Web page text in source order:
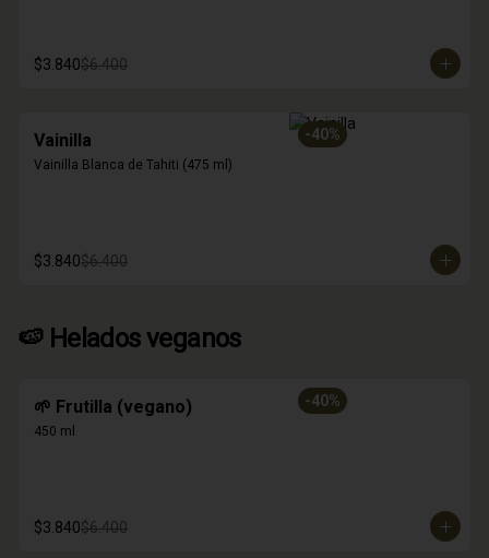
$3.840$6.400
-40%
Vainilla
Vainilla Blanca de Tahiti (475 ml)
$3.840$6.400
🍉 Helados veganos
-40%
🌱 Frutilla (vegano)
450 ml
$3.840$6.400